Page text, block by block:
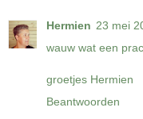
Hermien 23 mei
wauw wat een
groetjes Hermien
Beantwoorden